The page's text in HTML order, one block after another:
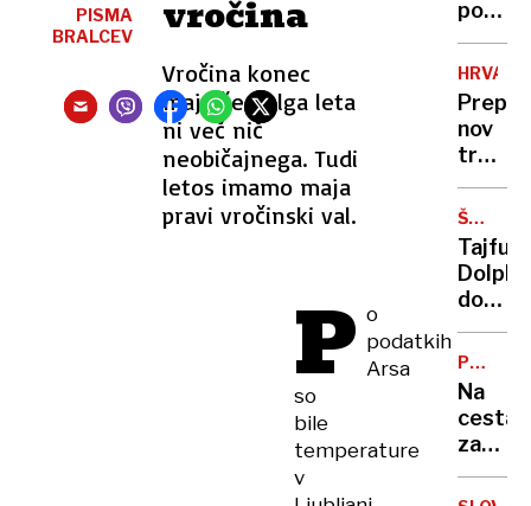
vročina
Vročina konec
maja že dolga leta
ni več nič
neobičajnega. Tudi
letos imamo maja
pravi vročinski val.
PISMA
BRALCEV
P o
podatkih
Arsa
so
bile
temperature
v
porabe
piva
se
ne
bo
na
noben
način”
nov
trk
vlakov,
je bil
za
kriv
TEŽAVE
Tajfun
več
kot
milijon
ljudi,
Na
cestah
Kje
boste